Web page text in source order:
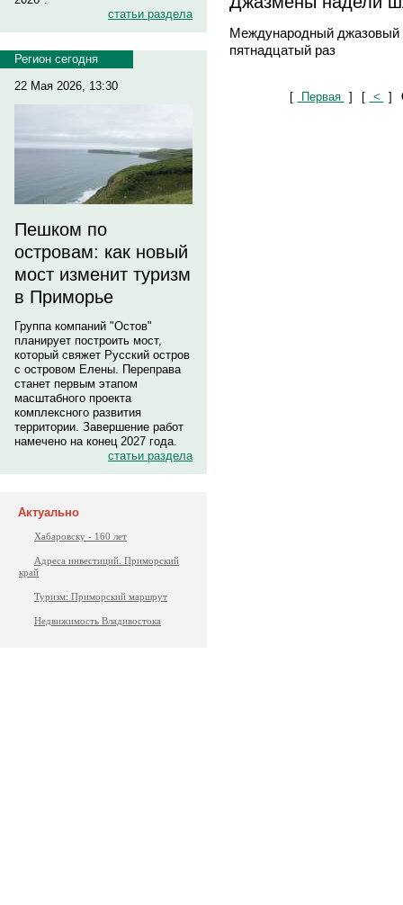
статьи раздела
Регион сегодня
22 Мая 2026, 13:30
Пешком по
островам: как новый
мост изменит туризм
в Приморье
Группа компаний "Остов"
планирует построить мост,
который свяжет Русский остров
с островом Елены. Переправа
станет первым этапом
масштабного проекта
комплексного развития
территории. Завершение работ
намечено на конец 2027 года.
статьи раздела
Актуально
Хабаровску - 160 лет
Адреса инвестиций. Приморский
край
Туризм: Приморский маршрут
Недвижимость Владивостока
Международный джазовый
пятнадцатый раз
[ Первая ] [ < ]